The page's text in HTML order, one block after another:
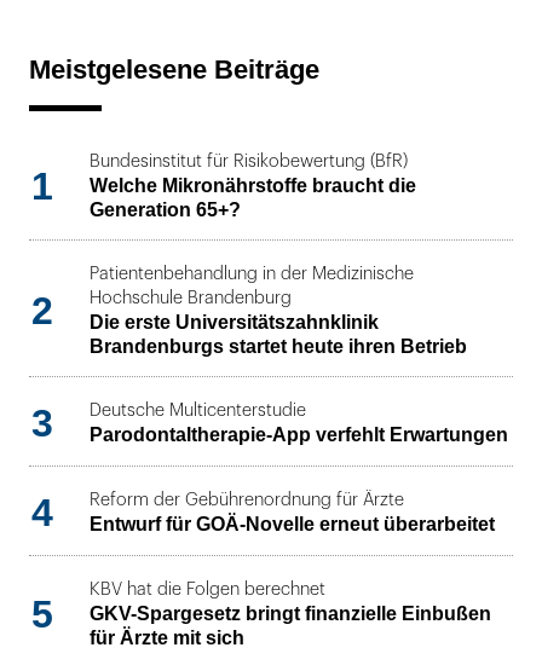
Meistgelesene Beiträge
1
Bundesinstitut für Risikobewertung (BfR)
Welche Mikronährstoffe braucht die
Generation 65+?
2
Patientenbehandlung in der Medizinische
Hochschule Brandenburg
Die erste Universitätszahnklinik
Brandenburgs startet heute ihren Betrieb
3 Deutsche Multicenterstudie
Parodontaltherapie-App verfehlt Erwartungen
4 Reform der Gebührenordnung für Ärzte
Entwurf für GOÄ-Novelle erneut überarbeitet
5
KBV hat die Folgen berechnet
GKV-Spargesetz bringt finanzielle Einbußen
für Ärzte mit sich